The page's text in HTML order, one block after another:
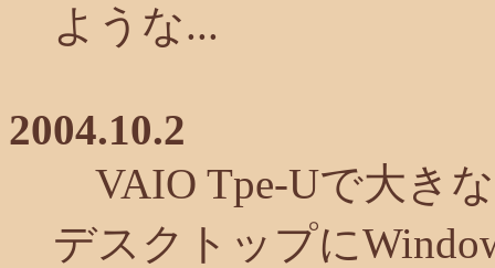
ような...
2004.10.2
VAIO Tpe-Uで大き
デスクトップに